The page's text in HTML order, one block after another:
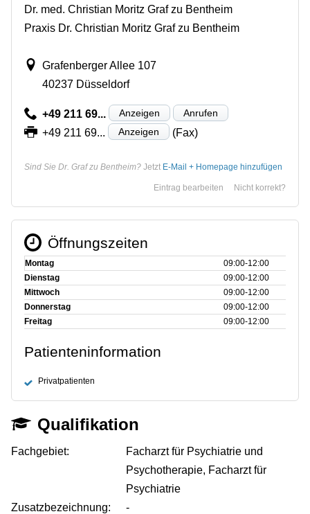
Dr. med. Christian Moritz Graf zu Bentheim
Praxis Dr. Christian Moritz Graf zu Bentheim
Grafenberger Allee 107
40237 Düsseldorf
+49 211 69... Anzeigen Anrufen
+49 211 69... Anzeigen (Fax)
Sind Sie Dr. Graf zu Bentheim? Jetzt E-Mail + Homepage hinzufügen
Nicht korrekt?
Eintrag bearbeiten
Öffnungszeiten
Montag
09:00‑12:00
Dienstag
09:00‑12:00
Mittwoch
09:00‑12:00
Donnerstag
09:00‑12:00
Freitag
09:00‑12:00
Patienteninformation
Privatpatienten
Qualifikation
Fachgebiet:
Facharzt für Psychiatrie und
Psychotherapie, Facharzt für
Psychiatrie
Zusatzbezeichnung:
-